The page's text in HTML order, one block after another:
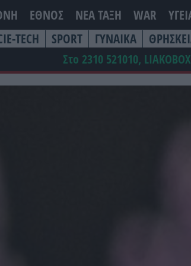
ΕΘΝΟΣ ΝΕΑ ΤΆΞΗ WAR
TECH SPORT ΓΥΝΑΙΚΑ
Στο 2310 521010, LIAKOBOX